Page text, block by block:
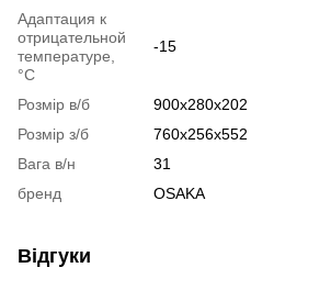
Адаптация к
отрицательной
температуре,
°C
-15
Розмір в/б
900x280x202
Розмір з/б
760х256х552
Вага в/н
31
бренд
OSAKA
Відгуки